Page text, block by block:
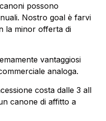
possono
Nostro goal è farvi
la minor offerta di
vantaggiosi
analoga.
costa dalle 3 all
canone di affitto a